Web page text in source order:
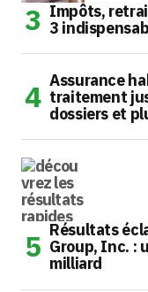
Impôts,
3
Assurance
traitement
dossiers et
Résultats
Group, Inc. :
milliard